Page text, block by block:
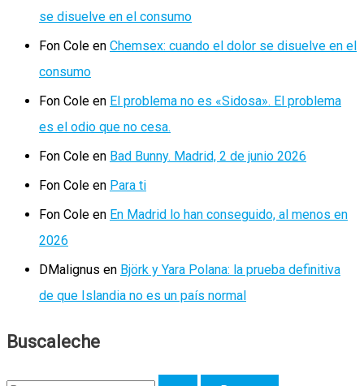
se disuelve en el consumo
Fon Cole en Chemsex: cuando el dolor se disuelve en el
consumo
Fon Cole en El problema no es «Sidosa». El problema
es el odio que no cesa.
Fon Cole en Bad Bunny. Madrid, 2 de junio 2026
Fon Cole en Para ti
Fon Cole en En Madrid lo han conseguido, al menos en
2026
DMalignus en Björk y Yara Polana: la prueba definitiva
de que Islandia no es un país normal
Buscaleche